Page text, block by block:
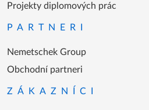
Projekty diplomových prác
PARTNERI
Nemetschek Group
Obchodní partneri
ZÁKAZNÍCI